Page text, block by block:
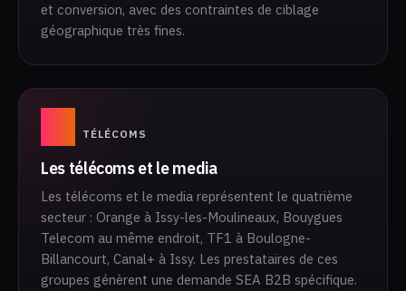
et conversion, avec des contraintes de ciblage
géographique très fines.
TÉLÉCOMS
Les télécoms et le media
Les télécoms et le media représentent le quatrième
secteur : Orange à Issy-les-Moulineaux, Bouygues
Telecom au même endroit, TF1 à Boulogne-
Billancourt, Canal+ à Issy. Les prestataires de ces
groupes génèrent une demande SEA B2B spécifique.